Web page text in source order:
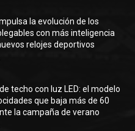
la evolución de los
con más inteligencia
relojes deportivos
techo con luz LED: el modelo
que baja más de 60
la campaña de verano